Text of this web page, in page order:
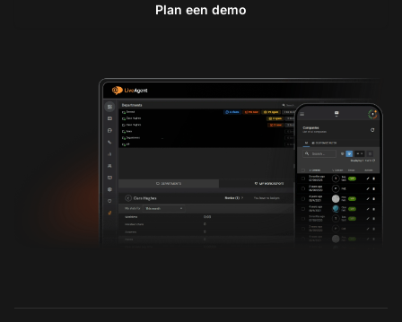
Plan een demo